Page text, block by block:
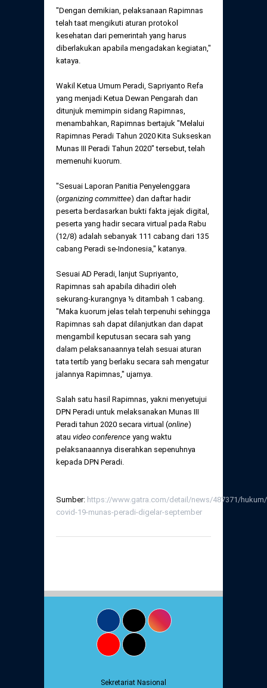
"Dengan demikian, pelaksanaan Rapimnas
telah taat mengikuti aturan protokol
kesehatan dari pemerintah yang harus
diberlakukan apabila mengadakan kegiatan,"
kataya.
Wakil Ketua Umum Peradi, Sapriyanto Refa
yang menjadi Ketua Dewan Pengarah dan
ditunjuk memimpin sidang Rapimnas,
menambahkan, Rapimnas bertajuk "Melalui
Rapimnas Peradi Tahun 2020 Kita Sukseskan
Munas III Peradi Tahun 2020" tersebut, telah
memenuhi kuorum.
"Sesuai Laporan Panitia Penyelenggara
(organizing committee) dan daftar hadir
peserta berdasarkan bukti fakta jejak digital,
peserta yang hadir secara virtual pada Rabu
(12/8) adalah sebanyak 111 cabang dari 135
cabang Peradi se-Indonesia," katanya.
Sesuai AD Peradi, lanjut Supriyanto,
Rapimnas sah apabila dihadiri oleh
sekurang-kurangnya ½ ditambah 1 cabang.
"Maka kuorum jelas telah terpenuhi sehingga
Rapimnas sah dapat dilanjutkan dan dapat
mengambil keputusan secara sah yang
dalam pelaksanaannya telah sesuai aturan
tata tertib yang berlaku secara sah mengatur
jalannya Rapimnas," ujarnya.
Salah satu hasil Rapimnas, yakni menyetujui
DPN Peradi untuk melaksanakan Munas III
Peradi tahun 2020 secara virtual (online)
atau video conference yang waktu
pelaksanaannya diserahkan sepenuhnya
kepada DPN Peradi.
Sumber: https://www.gatra.com/detail/news/487371/
covid-19-munas-peradi-digelar-september
Sekretariat Nasional